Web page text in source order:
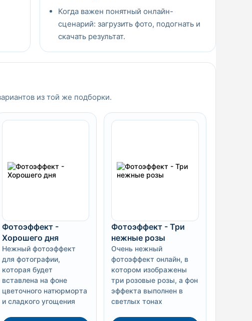
Когда важен понятный онлайн-
сценарий: загрузить фото, подогнать и
скачать результат.
из той же подборки.
Фотоэффект -
Хорошего дня
Нежный фотоэффект
для фотографии,
которая будет
вставлена на фоне
цветочного натюрморта
и сладкого угощения
Фотоэффект - Три
нежные розы
Очень нежный
фотоэффект онлайн, в
котором изображены
три розовые розы, а фон
эффекта выполнен в
светлых тонах